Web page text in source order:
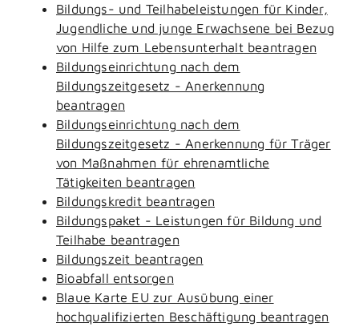
Bildungs- und Teilhabeleistungen für Kinder,
Jugendliche und junge Erwachsene bei Bezug
von Hilfe zum Lebensunterhalt beantragen
Bildungseinrichtung nach dem
Bildungszeitgesetz - Anerkennung
beantragen
Bildungseinrichtung nach dem
Bildungszeitgesetz - Anerkennung für Träger
von Maßnahmen für ehrenamtliche
Tätigkeiten beantragen
Bildungskredit beantragen
Bildungspaket - Leistungen für Bildung und
Teilhabe beantragen
Bildungszeit beantragen
Bioabfall entsorgen
Blaue Karte EU zur Ausübung einer
hochqualifizierten Beschäftigung beantragen